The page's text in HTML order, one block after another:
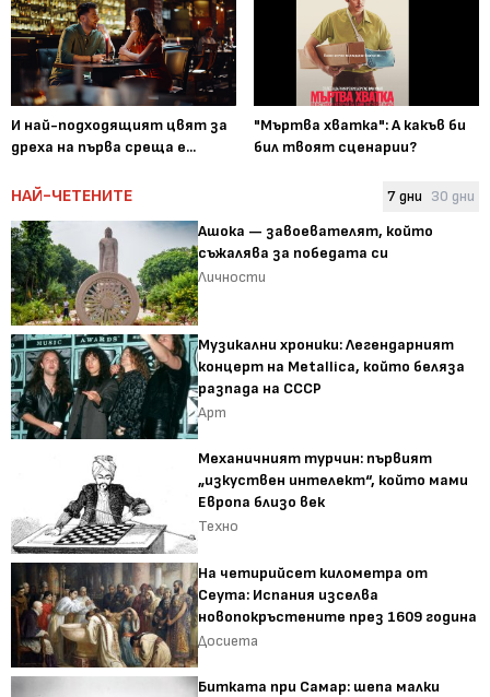
И най-подходящият цвят за
дреха на първа среща е...
"Мъртва хватка": А какъв би
бил твоят сценарии?
НАЙ-ЧЕТЕНИТЕ 7 дни 30 дни
Ашока — завоевателят, който
съжалява за победата си
Личности
Музикални хроники: Легендарният
концерт на Metallica, който беляза
разпада на СССР
Арт
Механичният турчин: първият
„изкуствен интелект“, който мами
Европа близо век
Техно
На четирийсет километра от
Сеута: Испания изселва
новопокръстените през 1609 година
Досиета
Битката при Самар: шепа малки